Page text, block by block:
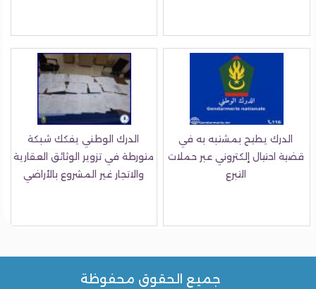
الدرك يطيح بمشتبه به في
قضية احتيال إلكتروني عبر حملات
التبرع
الدرك الوطني يفكك شبكة
متورطة في تزوير الوثائق العقارية
والاتجار غير المشروع بالأراضي
جميع الحقوق محفوظة